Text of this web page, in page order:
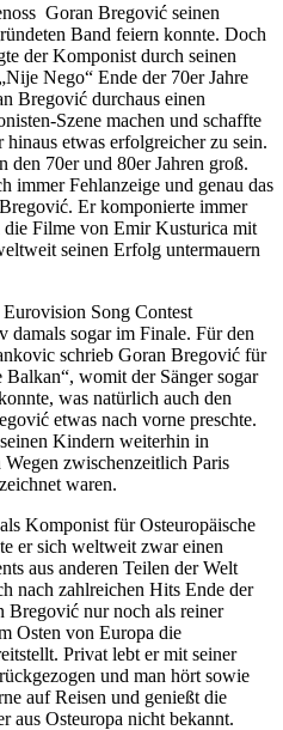
Goran Bregović seinen
Band feiern konnte. Doch
der Komponist durch seinen
Nego“ Ende der 70er Jahre
Bregović durchaus einen
Szene machen und schaffte
etwas erfolgreicher zu sein.
den 70er und 80er Jahren groß.
immer Fehlanzeige und genau das
Er komponierte immer
Filme von Emir Kusturica mit
seinen Erfolg untermauern
Song Contest
damals sogar im Finale. Für den
schrieb Goran Bregović für
womit der Sänger sogar
was natürlich auch den
etwas nach vorne preschte.
Kindern weiterhin in
zwischenzeitlich Paris
waren.
Komponist für Osteuropäische
er sich weltweit zwar einen
aus anderen Teilen der Welt
nach zahlreichen Hits Ende der
Bregović nur noch als reiner
Osten von Europa die
Privat lebt er mit seiner
und man hört sowie
auf Reisen und genießt die
aus Osteuropa nicht bekannt.